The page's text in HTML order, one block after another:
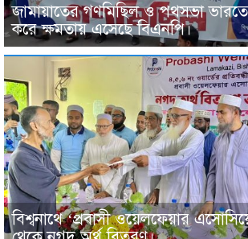
জামায়াতের গণমিছিল ও পথসভা
করে ক্ষমতায় এসেছে বিএনপি।
বিশ্বনাথে ‘প্রবাসী ওয়েলফেয়ার